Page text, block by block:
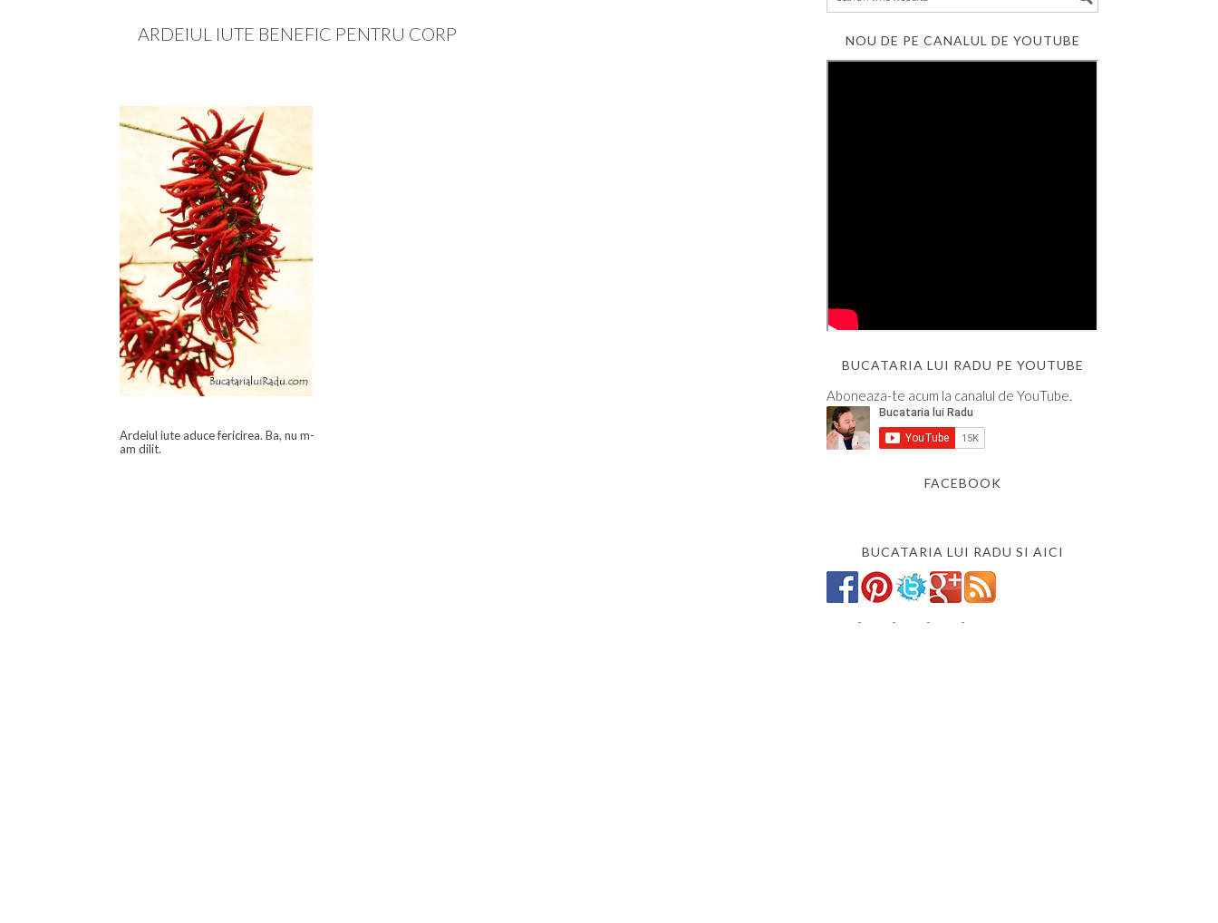
ARDEIUL IUTE BENEFIC PENTRU CORP
Ardeiul iute aduce fericirea. Ba, nu m-
am dilit.
NOU DE PE CANALUL DE YOUTUBE
BUCATARIA LUI RADU PE YOUTUBE
Aboneaza-te acum la canalul de YouTube.
FACEBOOK
BUCATARIA LUI RADU SI AICI